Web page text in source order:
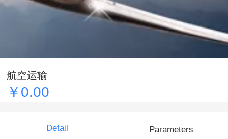
航空运输
￥0.00
Detail Parameters